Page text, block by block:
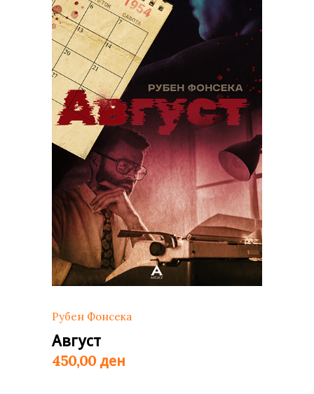
Рубен Фонсека
Август
450,00 ден